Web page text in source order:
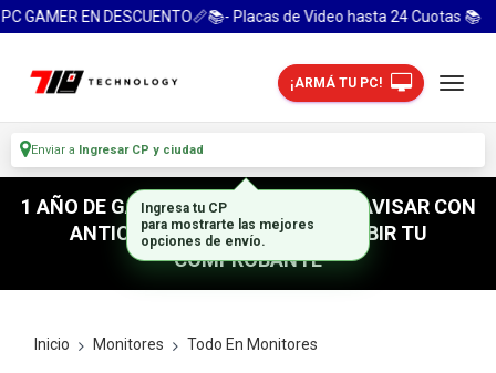
GAMER EN DESCUENTO📏📚- Placas de Video hasta 24 Cuotas 📚
¡ARMÁ TU PC!
Enviar a Ingresar CP y ciudad
1 AÑO DE GARANTIA! / PARA RETIRO AVISAR CON
ANTICIPACION / NO OLVIDES SUBIR TU
COMPROBANTE
Inicio Monitores Todo En Monitores
Ingresa tu CP
para mostrarte las mejores
opciones de envío.